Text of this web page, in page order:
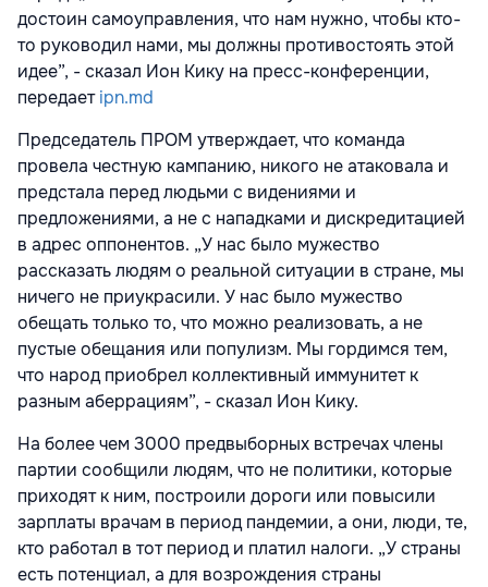
достоин самоуправления, что нам нужно, чтобы кто-
то руководил нами, мы должны противостоять этой
идее”, - сказал Ион Кику на пресс-конференции,
передаетipn.md
Председатель ПРОМ утверждает, что команда
провела честную кампанию, никого не атаковала и
предстала перед людьми с видениями и
предложениями, а не с нападками и дискредитацией
в адрес оппонентов. „У нас было мужество
рассказать людям о реальной ситуации в стране, мы
ничего не приукрасили. У нас было мужество
обещать только то, что можно реализовать, а не
пустые обещания или популизм. Мы гордимся тем,
что народ приобрел коллективный иммунитет к
разным аберрациям”, - сказал Ион Кику.
На более чем 3000 предвыборных встречах члены
партии сообщили людям, что не политики, которые
приходят к ним, построили дороги или повысили
зарплаты врачам в период пандемии, а они, люди, те,
кто работал в тот период и платил налоги. „У страны
есть потенциал, а для возрождения страны